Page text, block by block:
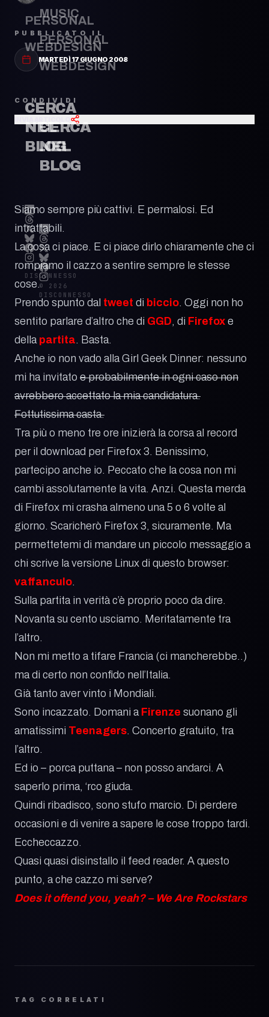
PERSONAL
WEBDESIGN
CERCA
NEL
BLOG
© 2026
DISCONNESSO
MUSIC
PERSONAL
WEBDESIGN
CERCA
NEL
BLOG
© 2026
DISCONNESSO
PUBBLICATO IL
MARTEDÌ 17 GIUGNO 2008
CONDIVIDI
Siamo sempre più cattivi. E permalosi. Ed
intrattabili.
La cosa ci piace. E ci piace dirlo chiaramente che ci
rompiamo il cazzo a sentire sempre le stesse
cose.
Prendo spunto dal tweet di biccio. Oggi non ho
sentito parlare d’altro che di GGD, di Firefox e
della partita. Basta.
Anche io non vado alla Girl Geek Dinner: nessuno
mi ha invitato e probabilmente in ogni caso non
avrebbero accettato la mia candidatura.
Fottutissima casta.
Tra più o meno tre ore inizierà la corsa al record
per il download per Firefox 3. Benissimo,
partecipo anche io. Peccato che la cosa non mi
cambi assolutamente la vita. Anzi. Questa merda
di Firefox mi crasha almeno una 5 o 6 volte al
giorno. Scaricherò Firefox 3, sicuramente. Ma
permettetemi di mandare un piccolo messaggio a
chi scrive la versione Linux di questo browser:
vaffanculo.
Sulla partita in verità c’è proprio poco da dire.
Novanta su cento usciamo. Meritatamente tra
l’altro.
Non mi metto a tifare Francia (ci mancherebbe..)
ma di certo non confido nell’Italia.
Già tanto aver vinto i Mondiali.
Sono incazzato. Domani a Firenze suonano gli
amatissimi Teenagers. Concerto gratuito, tra
l’altro.
Ed io – porca puttana – non posso andarci. A
saperlo prima, ‘rco giuda.
Quindi ribadisco, sono stufo marcio. Di perdere
occasioni e di venire a sapere le cose troppo tardi.
Eccheccazzo.
Quasi quasi disinstallo il feed reader. A questo
punto, a che cazzo mi serve?
Does it offend you, yeah? – We Are Rockstars
TAG CORRELATI